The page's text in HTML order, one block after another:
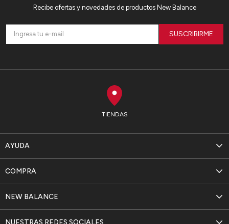
TIENDAS
AYUDA
NEW BALANCE
COMPRA
NUESTRAS REDES SOCIALES
Recibe ofertas y novedades de productos New Balance
SUSCRIBIRME